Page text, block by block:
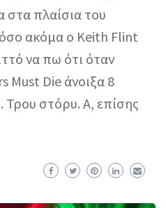
πλαίσια του
ακόμα ο Keith Flint
να πω ότι όταν
Must Die άνοιξα 8
Τρου στόρυ. Α, επίσης